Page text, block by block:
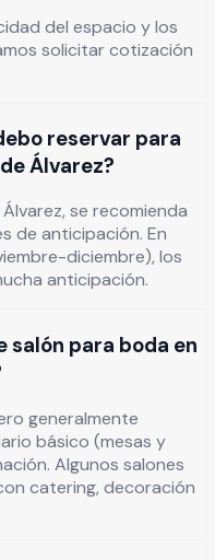
del espacio y los
solicitar cotización
reservar para
Álvarez?
se recomienda
de anticipación. En
diciembre), los
anticipación.
salón para boda en
generalmente
básico (mesas y
Algunos salones
catering, decoración